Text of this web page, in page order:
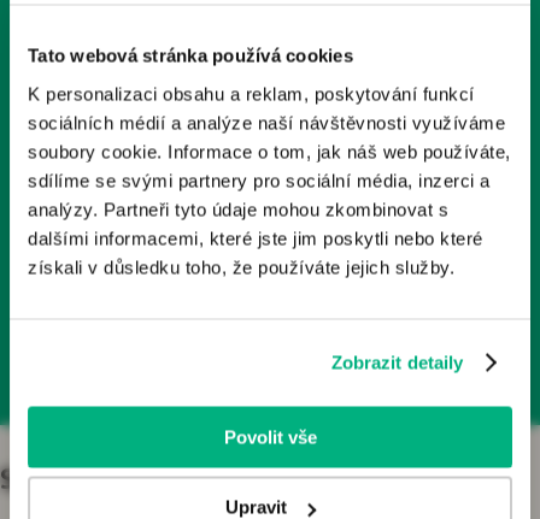
Tato webová stránka používá cookies
K personalizaci obsahu a reklam, poskytování funkcí
sociálních médií a analýze naší návštěvnosti využíváme
soubory cookie. Informace o tom, jak náš web používáte,
sdílíme se svými partnery pro sociální média, inzerci a
analýzy. Partneři tyto údaje mohou zkombinovat s
dalšími informacemi, které jste jim poskytli nebo které
získali v důsledku toho, že používáte jejich služby.
Zobrazit detaily
Povolit vše
Upravit
Odebírá už 2000+ kolegů
Články, podcasty, rozhovory
Specializace
odborníkům v České republice. Nejsou určeny laické
veřejnosti.
Odborníkem je dle § 2a zákona č. 40/1995 Sb., o regulaci
reklamy, v platném znění, osoba oprávněná předepisovat
nebo vydávat léčivé přípravky nebo zdravotnické
prostředky. Pokud osoba, která není odborníkem, vstoupí
na tyto webové stránky, vystavuje se riziku nesprávného
Kliknutím na tlačítko „Jsem odborník“ potvrzujete, že:
definicí pojmu „odborník“;
Jste odborníkem ve smyslu zákona o regulaci
reklamy;
Jste se seznámil/a s riziky, kterým se jiná osoba než